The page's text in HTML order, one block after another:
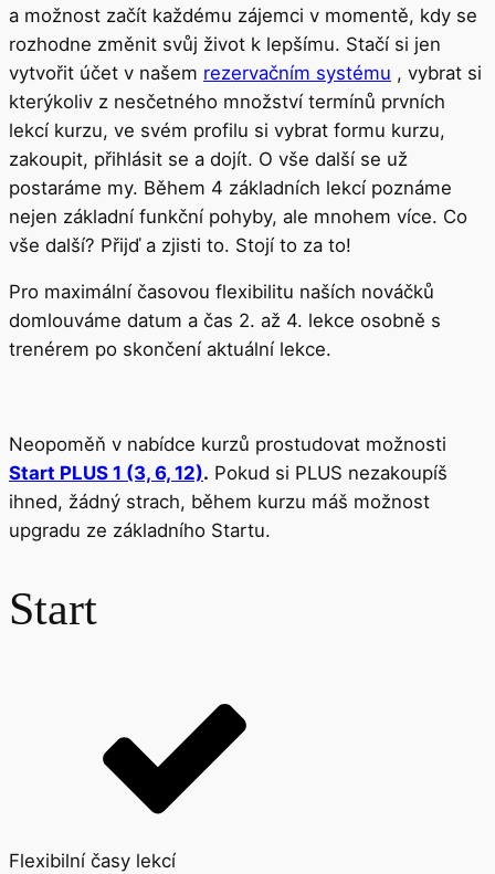
a možnost začít každému zájemci v momentě, kdy se
rozhodne změnit svůj život k lepšímu. Stačí si jen
vytvořit účet v našem rezervačním systému , vybrat si
kterýkoliv z nesčetného množství termínů prvních
lekcí kurzu, ve svém profilu si vybrat formu kurzu,
zakoupit, přihlásit se a dojít. O vše další se už
postaráme my. Během 4 základních lekcí poznáme
nejen základní funkční pohyby, ale mnohem více. Co
vše další? Přijď a zjisti to. Stojí to za to!
Pro maximální časovou flexibilitu naších nováčků
domlouváme datum a čas 2. až 4. lekce osobně s
trenérem po skončení aktuální lekce.
Neopoměň v nabídce kurzů prostudovat možnosti
Start PLUS 1 (3, 6, 12). Pokud si PLUS nezakoupíš
ihned, žádný strach, během kurzu máš možnost
upgradu ze základního Startu.
Start
Flexibilní časy lekcí